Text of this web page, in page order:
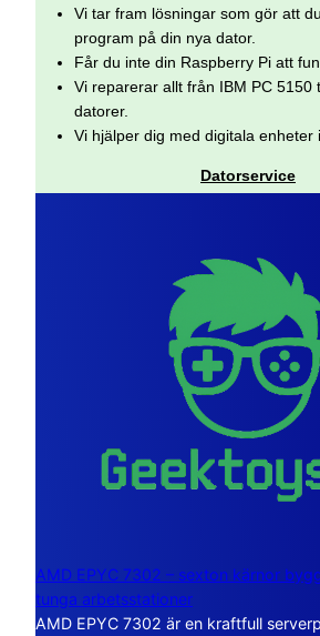
Vi tar fram lösningar som gör att
program på din nya dator.
Får du inte din Raspberry Pi att
Vi reparerar allt från IBM PC 5150
datorer.
Vi hjälper dig med digitala enheter
Datorservice
AMD EPYC 7302 – sexton kärnor
tunga arbetsstationer
AMD EPYC 7302 är en kraftfull